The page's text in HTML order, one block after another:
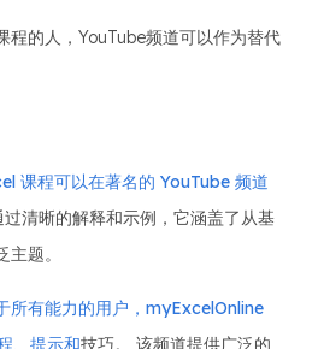
程的人，YouTube频道可以作为替代
课程可以在著名的 YouTube 频道
过清晰的解释和示例，它涵盖了从基
题。
所有能力的用户，myExcelOnline
、提示和技巧。 该频道提供广泛的